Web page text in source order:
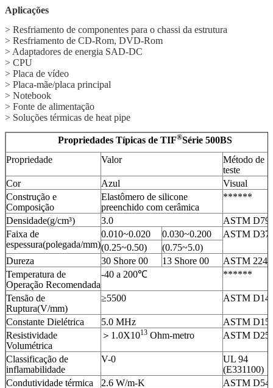
Aplicações
> Resfriamento de componentes para o chassi da estrutura
> Resfriamento de CD-Rom, DVD-Rom
> Adaptadores de energia SAD-DC
> CPU
> Placa de vídeo
> Placa-mãe/placa principal
> Notebook
> Fonte de alimentação
> Soluções térmicas de heat pipe
Propriedades Típicas de TIF®Série 500BS
Propriedade
Valor
Método de
teste
Cor
Azul
Visual
Construção e
Composição
Elastômero de silicone
preenchido com cerâmica
******
Densidade(g/cm³) 3.0
ASTM
Faixa de
espessura(polegada/mm)
0.010~0.020 0.030~0.200
ASTM
(0.25~0.50)
(0.75~5.0)
Dureza
30 Shore 00 13 Shore 00
ASTM 2240
Temperatura de
Operação Recomendada
-40 a 200℃ ******
Tensão de
Ruptura(V/mm)
≥5500 ASTM
Constante Dielétrica 5.0 MHz
ASTM
Resistividade
Volumétrica
＞1.0X1013 Ohm-metro ASTM
Classificação de
inflamabilidade
V-0
UL 94
(E331100)
Condutividade térmica
2.6 W/m-K
ASTM